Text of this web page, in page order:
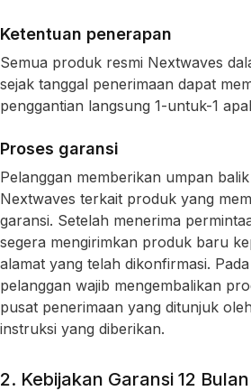
Ketentuan penerapan
Semua produk resmi Nextwaves
sejak tanggal penerimaan dapat
penggantian langsung 1-untuk-1
Proses garansi
Pelanggan memberikan umpan
Nextwaves terkait produk yang
garansi. Setelah menerima
segera mengirimkan produk baru
alamat yang telah dikonfirmasi.
pelanggan wajib mengembalikan
pusat penerimaan yang ditunjuk
instruksi yang diberikan.
2. Kebijakan Garansi 12 Bulan